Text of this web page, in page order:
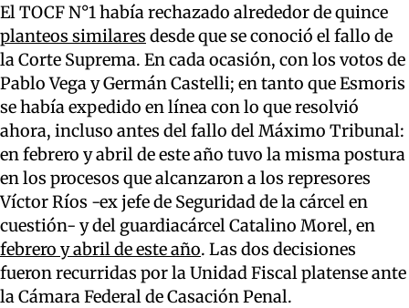
El TOCF N°1 había rechazado alrededor de quince
planteos similares desde que se conoció el fallo de
la Corte Suprema. En cada ocasión, con los votos de
Pablo Vega y Germán Castelli; en tanto que Esmoris
se había expedido en línea con lo que resolvió
ahora, incluso antes del fallo del Máximo Tribunal:
en febrero y abril de este año tuvo la misma postura
en los procesos que alcanzaron a los represores
Víctor Ríos -ex jefe de Seguridad de la cárcel en
cuestión- y del guardiacárcel Catalino Morel, en
febrero y abril de este año. Las dos decisiones
fueron recurridas por la Unidad Fiscal platense ante
la Cámara Federal de Casación Penal.